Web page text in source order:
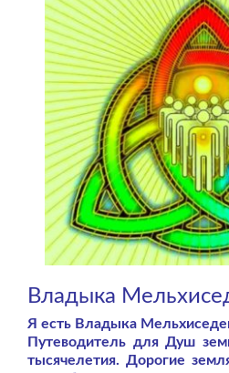
Владыка
Я есть Владыка
Путеводитель для Душ
тысячелетия. Дорогие